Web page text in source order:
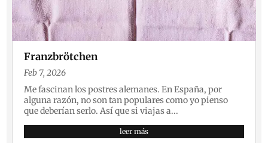
Franzbrötchen
Feb 7, 2026
Me fascinan los postres alemanes. En España, por
alguna razón, no son tan populares como yo pienso
que deberían serlo. Así que si viajas a...
leer más